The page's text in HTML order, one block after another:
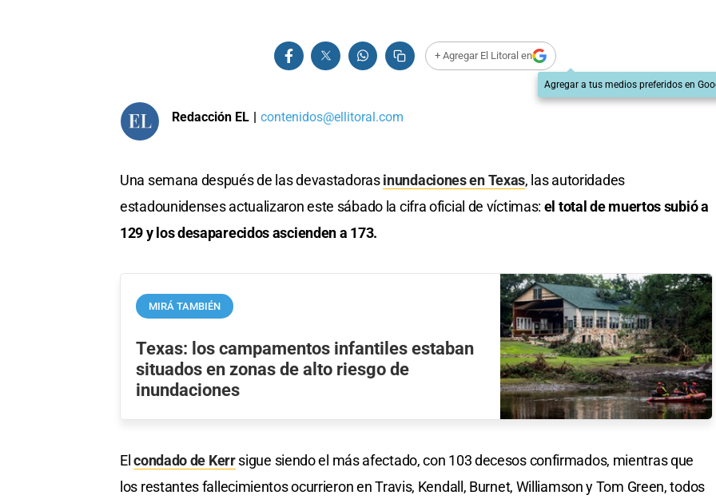
+ Agregar El Litoral en
Agregar a tus medios preferidos en
Redacción EL | contenidos@ellitoral.com
Una semana después de las devastadorasinundaciones en Texas, las autoridades
estadounidenses actualizaron este sábado la cifra oficial de víctimas: el total de muertos subió a
129 y los desaparecidos ascienden a 173.
MIRÁ TAMBIÉN
Texas: los campamentos infantiles estaban
situados en zonas de alto riesgo de
inundaciones
Elcondado de Kerrsigue siendo el más afectado, con 103 decesos confirmados, mientras que
los restantes fallecimientos ocurrieron en Travis, Kendall, Burnet, Williamson y Tom Green, todos